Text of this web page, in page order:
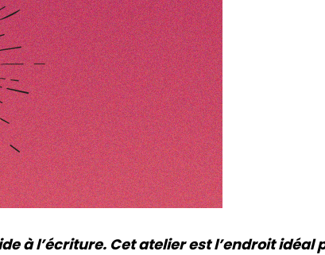
à l’écriture. Cet atelier est l’endroit idéal